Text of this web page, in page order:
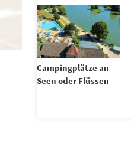
Campingplätze an
Seen oder Flüssen